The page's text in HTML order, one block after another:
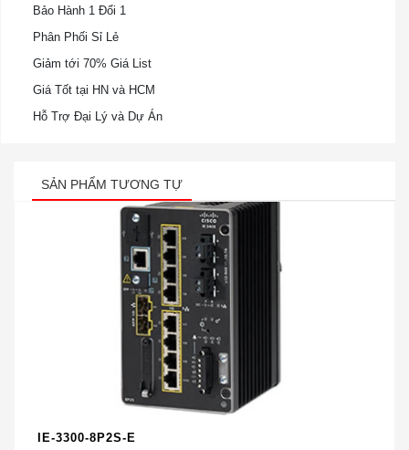
Bảo Hành 1 Đổi 1
Phân Phối Sỉ Lẻ
Giảm tới 70% Giá List
Giá Tốt tại HN và HCM
Hỗ Trợ Đại Lý và Dự Án
SẢN PHẨM TƯƠNG TỰ
IE-3300-8P2S-E